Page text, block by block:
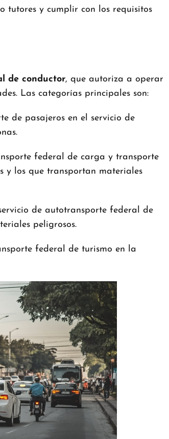
tutores y cumplir con los requisitos
de conductor, que autoriza a operar
Las categorías principales son:
de pasajeros en el servicio de
federal de carga y transporte
y los que transportan materiales
de autotransporte federal de
peligrosos.
federal de turismo en la